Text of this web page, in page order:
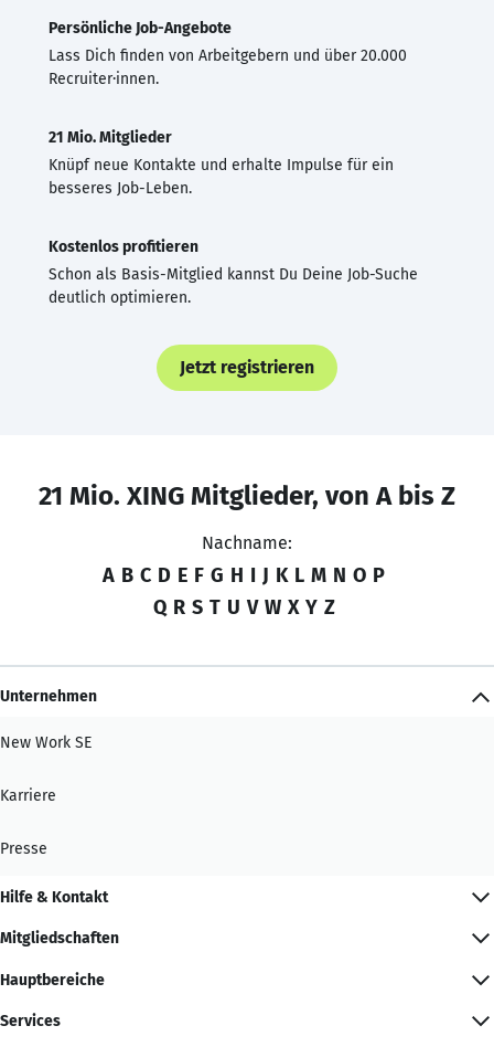
Persönliche Job-Angebote
Lass Dich finden von Arbeitgebern und über 20.000
Recruiter·innen.
21 Mio. Mitglieder
Knüpf neue Kontakte und erhalte Impulse für ein
besseres Job-Leben.
Kostenlos profitieren
Schon als Basis-Mitglied kannst Du Deine Job-Suche
deutlich optimieren.
Jetzt registrieren
21 Mio. XING Mitglieder, von A bis Z
Nachname:
A B C D E F G H I J K L M N O P
Q R S T U V W X Y Z
Unternehmen
New Work SE
Karriere
Presse
Hilfe & Kontakt
Mitgliedschaften
Hauptbereiche
Services